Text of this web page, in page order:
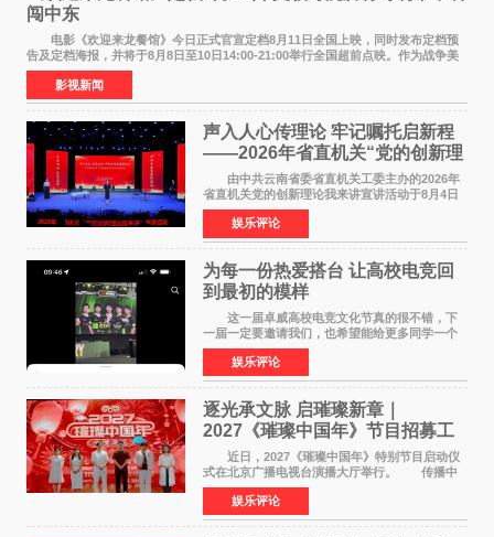
闯中东
电影《欢迎来龙餐馆》今日正式官宣定档8月11日全国上映，同时发布定档预
告及定档海报，并将于8月8日至10日14:00-21:00举行全国超前点映。作为战争美
食大片，影片讲述的是中国厨师徐福（沈腾
影视新闻
声入人心传理论 牢记嘱托启新程
——2026年省直机关“党的创新理
论我来讲”宣讲活动圆满落幕
由中共云南省委省直机关工委主办的2026年
省直机关党的创新理论我来讲宣讲活动于8月4日
至5日在昆明举办。活动以 "牢记嘱托 感恩奋进
开创云南发展新局面 "为主题，坚持以新时代中国
特色社会主义
娱乐评论
为每一份热爱搭台 让高校电竞回
到最初的模样
这一届卓威高校电竞文化节真的很不错，下
一届一定要邀请我们，也希望能给更多同学一个
来到现场的机会。 2026卓威高校电竞文化节
已经落下帷幕，在活动结束后，仍有不少高校电
竞社负责人和现
娱乐评论
逐光承文脉 启璀璨新章｜
2027《璀璨中国年》节目招募工
作圆满启动
近日，2027《璀璨中国年》特别节目启动仪
式在北京广播电视台演播大厅举行。 传播中
华优秀传统文化，弘扬纯正国风艺术，打造高规
格、高质感、正能量的文艺盛典，是璀璨中国年
矢志不渝的初心
娱乐评论